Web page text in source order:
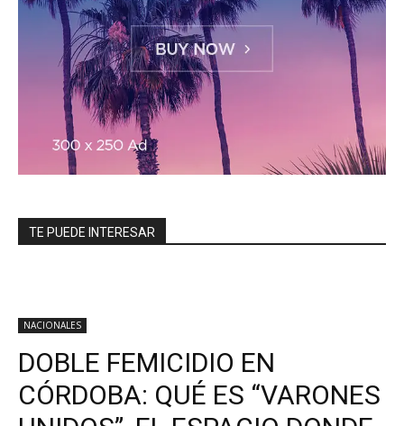
TE PUEDE INTERESAR